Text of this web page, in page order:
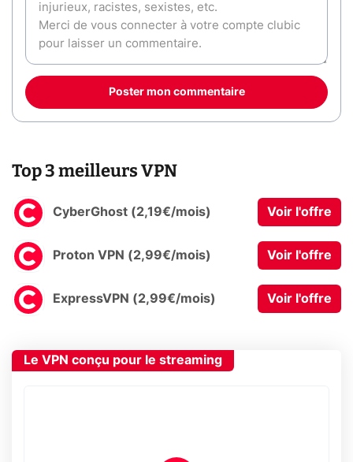
Poster mon commentaire
Top 3 meilleurs VPN
CyberGhost (2,19€/mois) Voir l'offre
Proton VPN (2,99€/mois) Voir l'offre
ExpressVPN (2,99€/mois) Voir l'offre
Le VPN conçu pour le streaming